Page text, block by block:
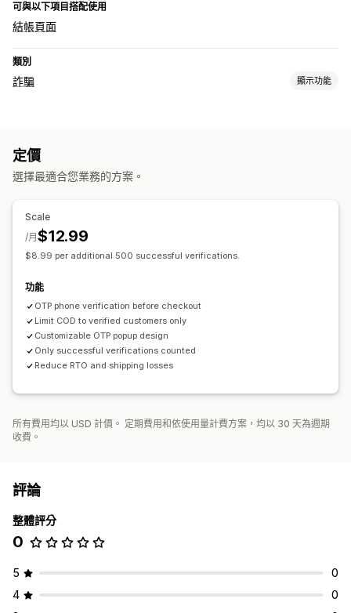
可與以下項目搭配使用
結帳頁面
類別
詐騙 顯示功能
定價
選擇最適合您業務的方案。
Scale
$12.99
/月
$8.99 per additional 500 successful verifications.
功能
OTP phone verification before checkout
Limit COD to verified customers only
Customizable OTP popup design
Only successful verifications counted
Reduce RTO and shipping losses
所有費用均以 USD 計價。 定期費用和依使用量計費方案，均以 30 天為週期
收費。
評論
整體評分
0
5
0
4
0